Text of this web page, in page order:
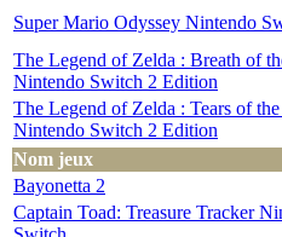
Super Mario Odyssey Nintendo
The Legend of Zelda : Breath of
Nintendo Switch 2 Edition
The Legend of Zelda : Tears of
Nintendo Switch 2 Edition
Nom jeux
Bayonetta 2
Captain Toad: Treasure Tracker